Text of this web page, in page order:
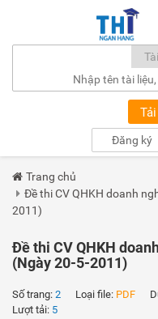
Đăng ký
Trang chủ
Đề thi CV QHKH doanh
2011)
Đề thi CV QHKH
(Ngày 20-5-2011)
Số trang: 2 Loại file: PDF
Lượt tải: 5